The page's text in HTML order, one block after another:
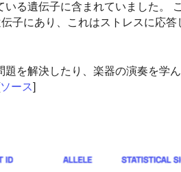
る遺伝子に含まれていました。
子にあり、これはストレスに応
を解決したり、楽器の演奏を学
ソース]